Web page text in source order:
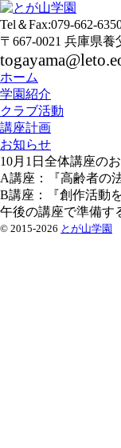
Tel＆Fax:079-662-
〒667-0021 兵庫県養
ホーム
学園紹介
クラブ活動
講座計画
お知らせ
10月1日全体講座の
A講座：『高齢者
B講座：『創作活
午後の講座で準備す
© 2015-2026 とが山学園